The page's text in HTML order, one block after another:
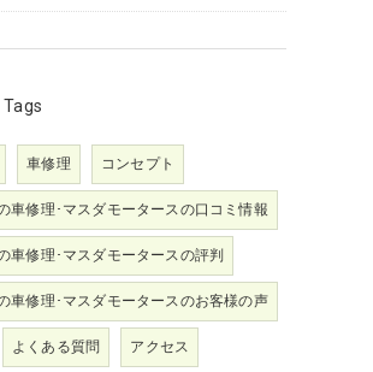
Tags
車修理 コンセプト
車修理･マスダモータースの口コミ情報
車修理･マスダモータースの評判
車修理･マスダモータースのお客様の声
よくある質問 アクセス